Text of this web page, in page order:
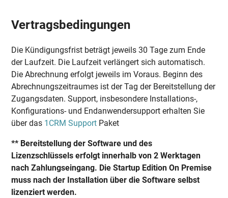
Vertragsbedingungen
Die Kündigungsfrist beträgt jeweils 30 Tage zum Ende
der Laufzeit. Die Laufzeit verlängert sich automatisch.
Die Abrechnung erfolgt jeweils im Voraus. Beginn des
Abrechnungszeitraumes ist der Tag der Bereitstellung der
Zugangsdaten. Support, insbesondere Installations-,
Konfigurations- und Endanwendersupport erhalten Sie
über das 1CRM Support Paket
** Bereitstellung der Software und des
Lizenzschlüssels erfolgt innerhalb von 2 Werktagen
nach Zahlungseingang. Die Startup Edition On Premise
muss nach der Installation über die Software selbst
lizenziert werden.